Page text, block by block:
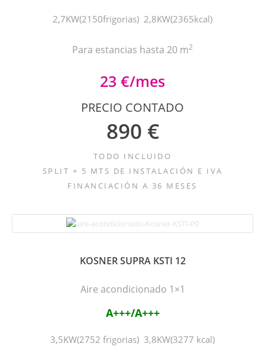
2,7KW(2150frigorias) 2,8KW(2365kcal)
Para estancias hasta 20 m2
23 €/mes
PRECIO CONTADO
890 €
TODO INCLUIDO
SPLIT + 5 MTS DE INSTALACIÓN E IVA
FINANCIACIÓN A 36 MESES
KOSNER SUPRA KSTI 12
Aire acondicionado 1×1
A+++/A+++
3,5KW(2752 frigorias) 3,8KW(3277 kcal)